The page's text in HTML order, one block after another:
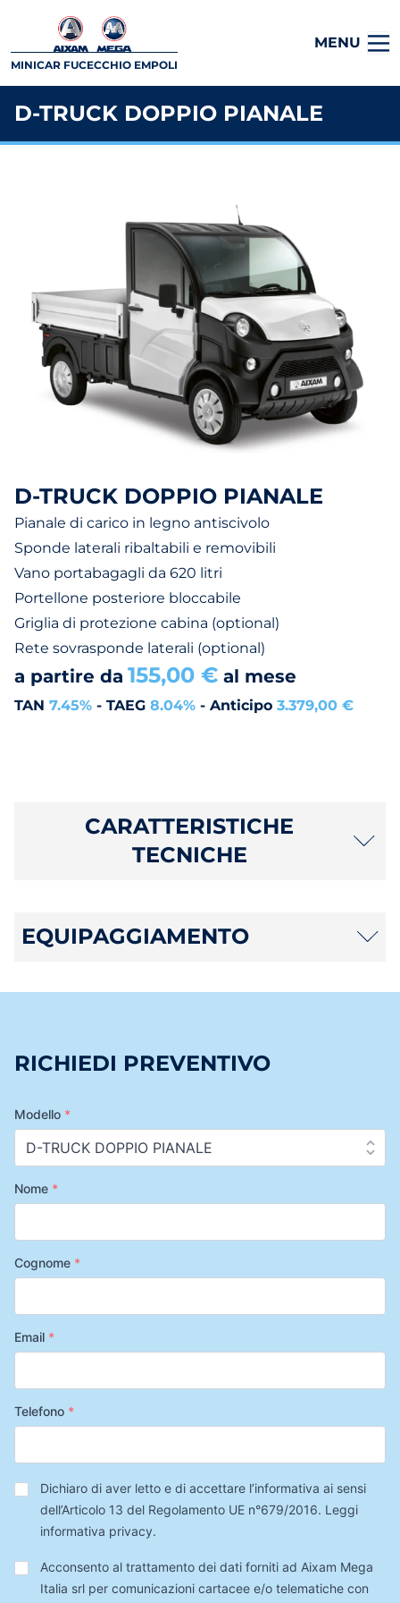
MINICAR FUCECCHIO EMPOLI
MENU
D-TRUCK DOPPIO PIANALE
D-TRUCK DOPPIO PIANALE
Pianale di carico in legno antiscivolo
Sponde laterali ribaltabili e removibili
Vano portabagagli da 620 litri
Portellone posteriore bloccabile
Griglia di protezione cabina (optional)
Rete sovrasponde laterali (optional)
a partire da 155,00 € al mese
TAN 7.45% - TAEG 8.04% - Anticipo 3.379,00 €
CARATTERISTICHE
TECNICHE
EQUIPAGGIAMENTO
RICHIEDI PREVENTIVO
Modello *
Nome *
Cognome *
Email *
Telefono *
Privacy*
Dichiaro di aver letto e di accettare l’informativa ai sensi
dell’Articolo 13 del Regolamento UE n°679/2016. Leggi
informativa privacy.
Trattamento
Dati
Acconsento al trattamento dei dati forniti ad Aixam Mega
Italia srl per comunicazioni cartacee e/o telematiche con